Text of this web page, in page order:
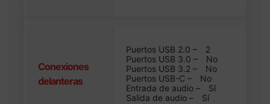
Conexiones
delanteras
Puertos USB 2.0 –
2
Puertos USB 3.0 –
No
Puertos USB 3.2 –
No
Puertos USB-C –
No
Entrada de audio –
Sí
Salida de audio –
Sí